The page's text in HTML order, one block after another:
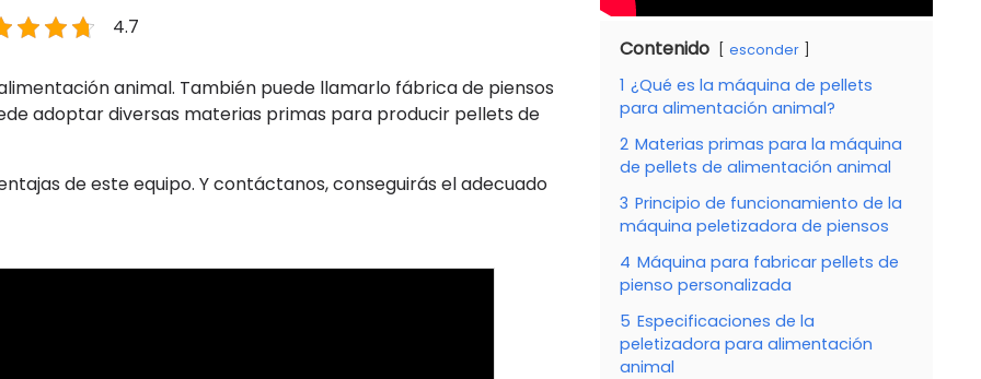
4.7
animal. También puede llamarlo fábrica de piensos
adoptar diversas materias primas para producir pellets de
de este equipo. Y contáctanos, conseguirás el adecuado
Contenido esconder
1 ¿Qué es la máquina de pellets
para alimentación animal?
2 Materias primas para la máquina
de pellets de alimentación animal
3 Principio de funcionamiento de la
máquina peletizadora de piensos
4 Máquina para fabricar pellets de
pienso personalizada
5 Especificaciones de la
peletizadora para alimentación
animal